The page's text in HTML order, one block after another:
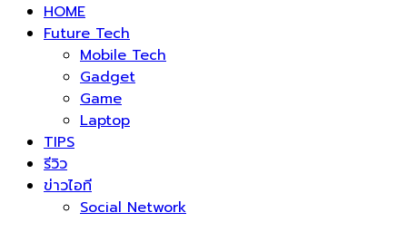
HOME
Future Tech
Mobile Tech
Gadget
Game
Laptop
TIPS
รีวิว
ข่าวไอที
Social Network